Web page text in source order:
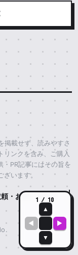
掲載せず、読みやすさ
リンクを含み、ご購入
PR記事にはその旨を
います。
・お問い合わせ
1 / 10
▲
◀ ▶
▼